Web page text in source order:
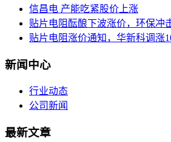
信昌电 产能吃紧股价上涨
贴片电阻酝酿下波涨价，环保冲
贴片电阻涨价通知，华新科调涨
新闻中心
行业动态
公司新闻
最新文章